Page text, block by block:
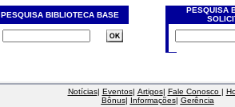
PESQUISA BIBLIOTECA BASE
PESQUISA
Notícias| Eventos| Artigos| Fale Conosco |
Bônus| Informações| Gerência